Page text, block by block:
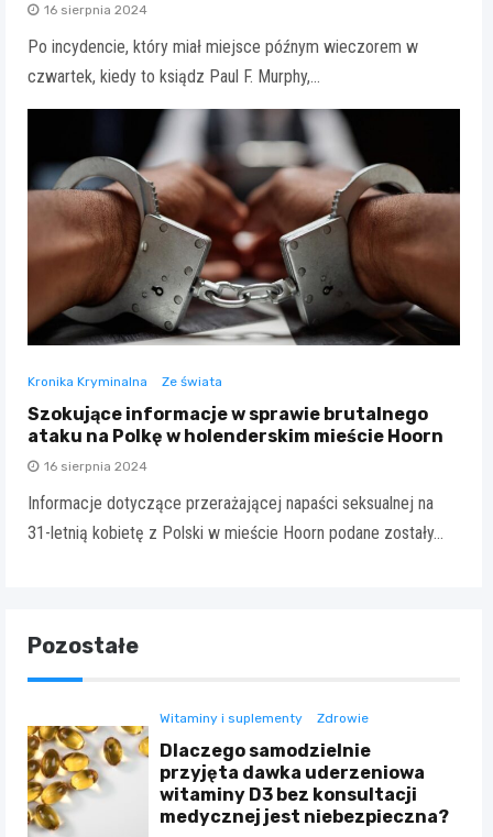
16 sierpnia 2024
Po incydencie, który miał miejsce późnym wieczorem w
czwartek, kiedy to ksiądz Paul F. Murphy,…
Kronika Kryminalna Ze świata
Szokujące informacje w sprawie brutalnego
ataku na Polkę w holenderskim mieście Hoorn
16 sierpnia 2024
Informacje dotyczące przerażającej napaści seksualnej na
31-letnią kobietę z Polski w mieście Hoorn podane zostały…
Pozostałe
Witaminy i suplementy Zdrowie
Dlaczego samodzielnie
przyjęta dawka uderzeniowa
witaminy D3 bez konsultacji
medycznej jest niebezpieczna?